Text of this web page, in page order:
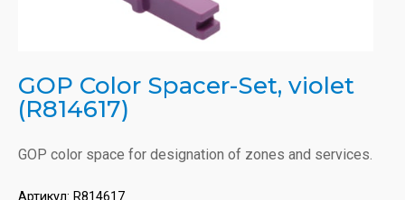
GOP Color Spacer-Set, violet
(R814617)
GOP color space for designation of zones and services.
Артикул: R814617